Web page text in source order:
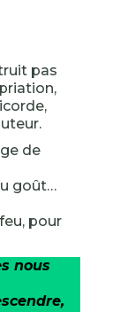
pas
de
goût…
pour
nous